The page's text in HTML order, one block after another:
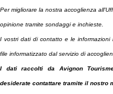
Per migliorare la nostra accoglienza
opinione tramite sondaggi e inchieste.
I vostri dati di contatto e le informazioni
file informatizzato dal servizio di
I dati raccolti da Avignon
desiderate contattare tramite il nostro